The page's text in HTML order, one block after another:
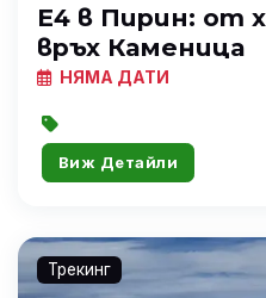
Е4 в Пирин: от
връх Каменица
НЯМА ДАТИ
Виж Детайли
Трекинг